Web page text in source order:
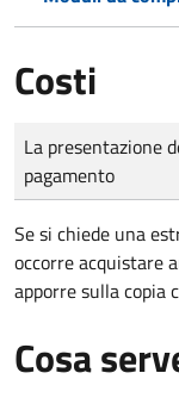
Costi
Tipo di pagamento
Importo
La presentazione
pagamento
Se si chiede una
occorre acquistare
apporre sulla copia
Cosa